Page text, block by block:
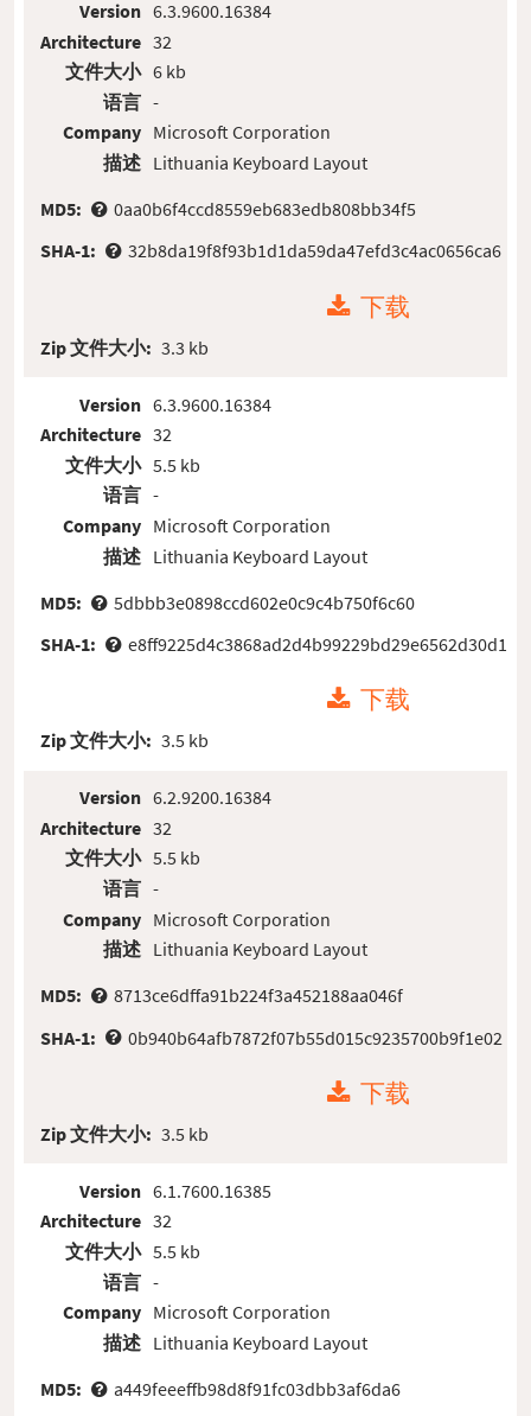
Version
Architecture
文件大小
语言
Company
描述
6.3.9600.16384
32
6 kb
-
Microsoft Corporation
Lithuania Keyboard Layout
MD5:
0aa0b6f4ccd8559eb683edb808bb34f5
SHA-1:
32b8da19f8f93b1d1da59da47efd3c4ac0656ca6
下载
Zip 文件大小: 3.3 kb
Version
Architecture
文件大小
语言
Company
描述
6.3.9600.16384
32
5.5 kb
-
Microsoft Corporation
Lithuania Keyboard Layout
MD5:
5dbbb3e0898ccd602e0c9c4b750f6c60
SHA-1:
e8ff9225d4c3868ad2d4b99229bd29e6562d30d1
下载
Zip 文件大小: 3.5 kb
Version
Architecture
文件大小
语言
Company
描述
6.2.9200.16384
32
5.5 kb
-
Microsoft Corporation
Lithuania Keyboard Layout
MD5:
8713ce6dffa91b224f3a452188aa046f
SHA-1:
0b940b64afb7872f07b55d015c9235700b9f1e02
下载
Zip 文件大小: 3.5 kb
Version
Architecture
文件大小
语言
Company
描述
6.1.7600.16385
32
5.5 kb
-
Microsoft Corporation
Lithuania Keyboard Layout
MD5:
a449feeeffb98d8f91fc03dbb3af6da6